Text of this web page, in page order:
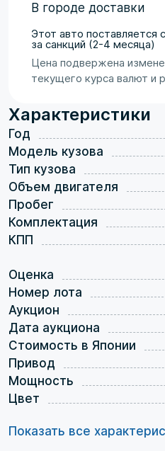
Характеристики
Год
Модель кузова
Тип кузова
Объем двигателя
Пробег
Комплектация
КПП
Оценка
Номер лота
Аукцион
Дата аукциона
Стоимость в Японии
Привод
Мощность
Цвет
Показать все
В городе доставки
Этот авто поставляется
за санкций (2-4 месяца)
Цена подвержена
текущего курса валют и